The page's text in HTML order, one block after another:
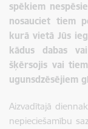
spēkiem
nosauciet tiem
kurā vietā Jūs
kādus dabas
šķērsojis vai
ugunsdzēsējiem
Aizvadītajā
nepieciešamību